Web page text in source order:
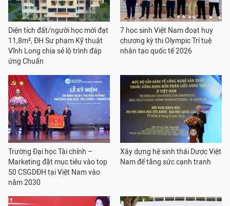
Diện tích đất/người học mới đạt
11,8m², ĐH Sư phạm Kỹ thuật
Vĩnh Long chia sẻ lộ trình đáp
ứng Chuẩn
7 học sinh Việt Nam đoạt huy
chương kỳ thi Olympic Trí tuệ
nhân tạo quốc tế 2026
Trường Đại học Tài chính –
Marketing đặt mục tiêu vào top
50 CSGDĐH tại Việt Nam vào
năm 2030
Xây dựng hệ sinh thái Dược Việt
Nam để tăng sức cạnh tranh